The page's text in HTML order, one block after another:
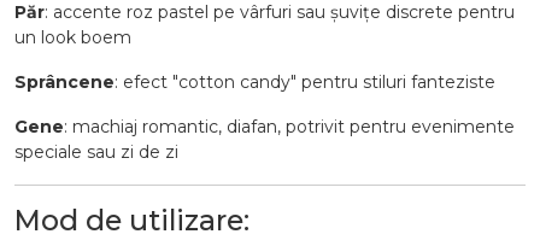
Păr: accente roz pastel pe vârfuri sau șuvițe discrete pentru
un look boem
Sprâncene: efect "cotton candy" pentru stiluri fanteziste
Gene: machiaj romantic, diafan, potrivit pentru evenimente
speciale sau zi de zi
Mod de utilizare: